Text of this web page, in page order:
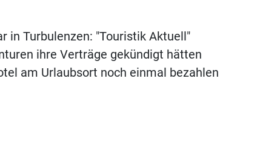
in Turbulenzen: "Touristik Aktuell"
ihre Verträge gekündigt hätten
am Urlaubsort noch einmal bezahlen